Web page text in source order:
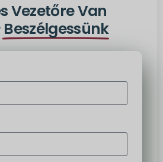
Vezetőre Van
Beszélgessünk